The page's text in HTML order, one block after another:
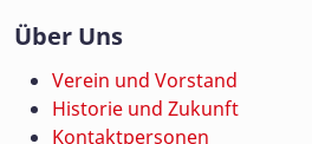
Über Uns
Verein und Vorstand
Historie und Zukunft
Kontaktpersonen